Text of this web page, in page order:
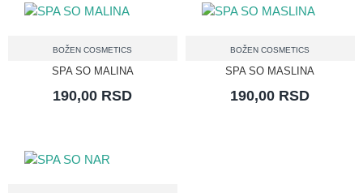
BOŽEN COSMETICS
SPA SO MALINA
190,00 RSD
BOŽEN COSMETICS
SPA SO MASLINA
190,00 RSD